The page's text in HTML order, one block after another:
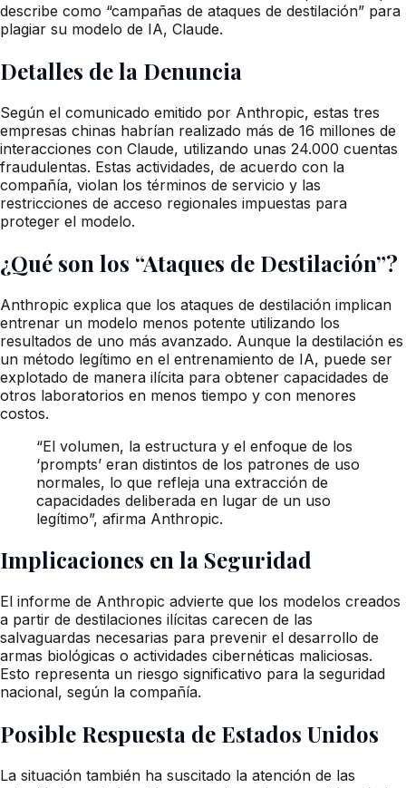
describe como “campañas de ataques de destilación” para
plagiar su modelo de IA, Claude.
Detalles de la Denuncia
Según el comunicado emitido por Anthropic, estas tres
empresas chinas habrían realizado más de 16 millones de
interacciones con Claude, utilizando unas 24.000 cuentas
fraudulentas. Estas actividades, de acuerdo con la
compañía, violan los términos de servicio y las
restricciones de acceso regionales impuestas para
proteger el modelo.
¿Qué son los “Ataques de Destilación”?
Anthropic explica que los ataques de destilación implican
entrenar un modelo menos potente utilizando los
resultados de uno más avanzado. Aunque la destilación es
un método legítimo en el entrenamiento de IA, puede ser
explotado de manera ilícita para obtener capacidades de
otros laboratorios en menos tiempo y con menores
costos.
“El volumen, la estructura y el enfoque de los
‘prompts’ eran distintos de los patrones de uso
normales, lo que refleja una extracción de
capacidades deliberada en lugar de un uso
legítimo”, afirma Anthropic.
Implicaciones en la Seguridad
El informe de Anthropic advierte que los modelos creados
a partir de destilaciones ilícitas carecen de las
salvaguardas necesarias para prevenir el desarrollo de
armas biológicas o actividades cibernéticas maliciosas.
Esto representa un riesgo significativo para la seguridad
nacional, según la compañía.
Posible Respuesta de Estados Unidos
La situación también ha suscitado la atención de las